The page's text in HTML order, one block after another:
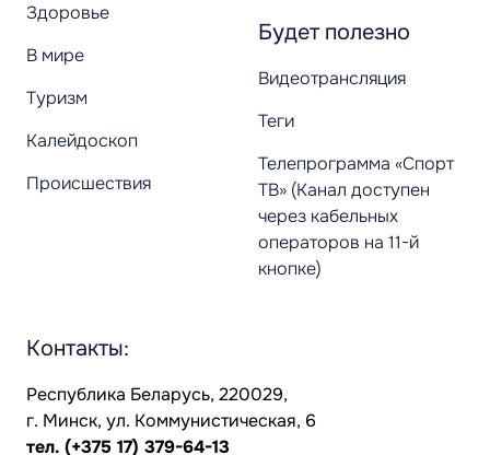
Здоровье
В мире
Туризм
Калейдоскоп
Происшествия
Будет полезно
Видеотрансляция
Теги
Телепрограмма «Спорт
ТВ» (Канал доступен
через кабельных
операторов на 11-й
кнопке)
Контакты:
Республика Беларусь, 220029,
г. Минск, ул. Коммунистическая, 6
тел. (+375 17) 379-64-13